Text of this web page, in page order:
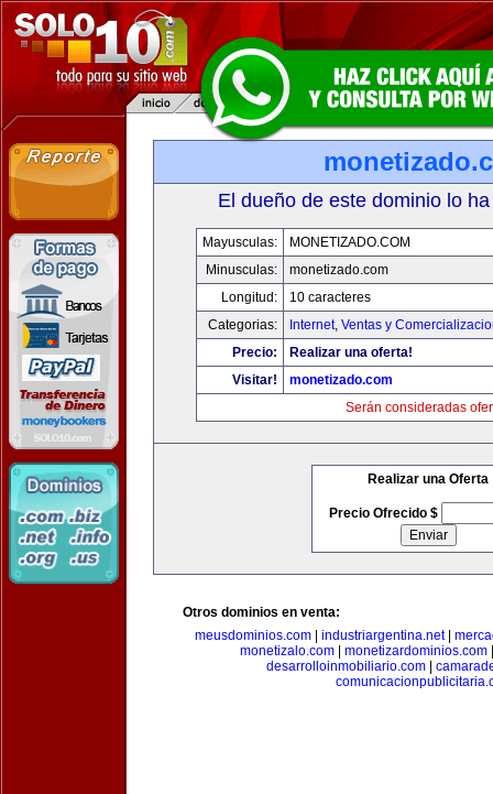
El dueño de este dominio lo
Mayusculas:
MONETIZADO.COM
Minusculas:
monetizado.com
Longitud:
10 caracteres
Categorias:
Internet, Ventas y
Precio:
Realizar una oferta!
Visitar!
monetizado.com
Serán consideradas
Realizar una Oferta
Precio Ofrecido $
Otros dominios en venta:
meusdominios.com| industriargentina.net|
monetizalo.com| monetizardominios.com
desarrolloinmobiliario.com